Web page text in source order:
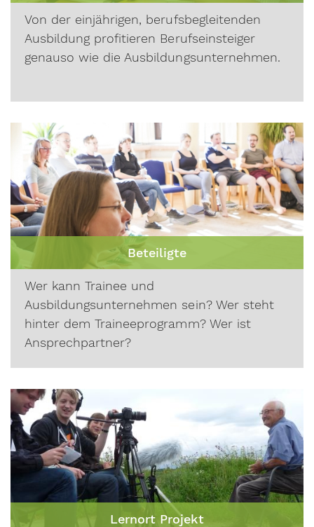
Von der einjährigen, berufsbegleitenden
Ausbildung profitieren Berufseinsteiger
genauso wie die Ausbildungsunternehmen.
Beteiligte
Wer kann Trainee und
Ausbildungsunternehmen sein? Wer steht
hinter dem Traineeprogramm? Wer ist
Ansprechpartner?
Lernort Projekt